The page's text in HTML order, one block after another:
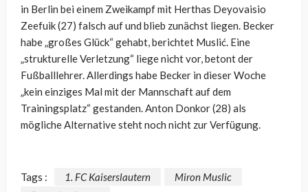
in Berlin bei einem Zweikampf mit Herthas Deyovaisio
Zeefuik (27) falsch auf und blieb zunächst liegen. Becker
habe „großes Glück“ gehabt, berichtet Muslić. Eine
„strukturelle Verletzung“ liege nicht vor, betont der
Fußballlehrer. Allerdings habe Becker in dieser Woche
„kein einziges Mal mit der Mannschaft auf dem
Trainingsplatz“ gestanden. Anton Donkor (28) als
mögliche Alternative steht noch nicht zur Verfügung.
Tags : 1. FC Kaiserslautern
Miron Muslic